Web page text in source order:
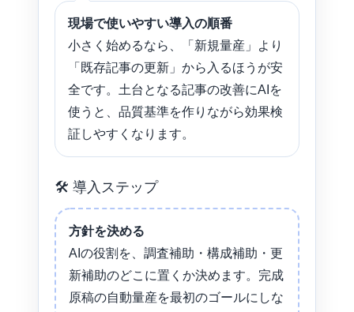
現場で使いやすい導入の順番
小さく始めるなら、「新規量産」より
「既存記事の更新」から入るほうが安
全です。土台となる記事の改善にAIを
使うと、品質基準を作りながら効果検
証しやすくなります。
🛠️ 導入ステップ
方針を決める
AIの役割を、調査補助・構成補助・更
新補助のどこに置くか決めます。完成
原稿の自動量産を最初のゴールにしな